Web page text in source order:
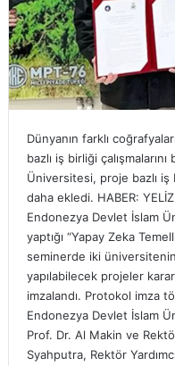
Dünyanın farklı
bazlı iş birliği
Üniversitesi, proje bazlı
daha ekledi. HABER:
Endonezya Devlet İslam
yaptığı “Yapay Zeka
seminerde iki
yapılabilecek projeler
imzalandı. Protokol imza
Endonezya Devlet İslam
Prof. Dr. Al Makin ve
Syahputra, Rektör